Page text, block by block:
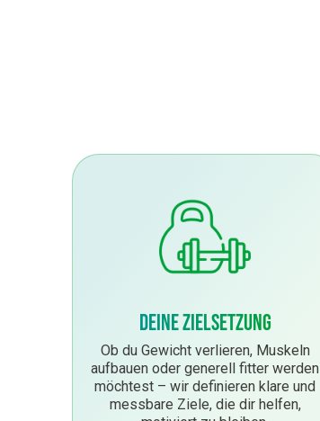
Deine Zielsetzung
Ob du Gewicht verlieren, Muskeln
aufbauen oder generell fitter werden
möchtest – wir definieren klare und
messbare Ziele, die dir helfen,